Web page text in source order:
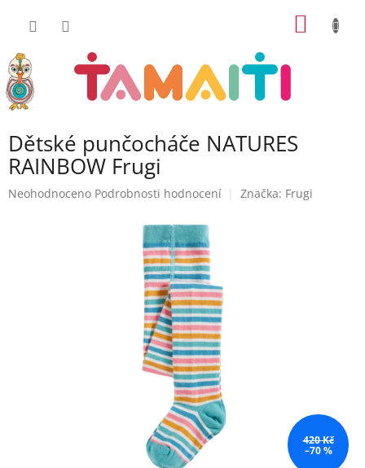
Dětské punčocháče NATURES
RAINBOW Frugi
Průměrné
Neohodnoceno Podrobnosti hodnocení Značka: Frugi
420 Kč
–70 %